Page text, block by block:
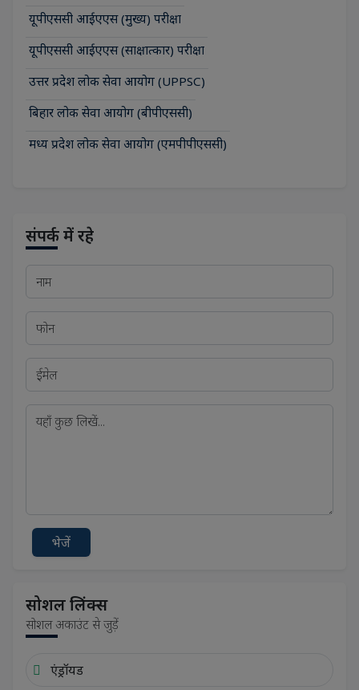
यूपीएससी आईएएस (मुख्य) परीक्षा
यूपीएससी आईएएस (साक्षात्कार) परीक्षा
उत्तर प्रदेश लोक सेवा आयोग (UPPSC)
बिहार लोक सेवा आयोग (बीपीएससी)
मध्य प्रदेश लोक सेवा आयोग (एमपीपीएससी)
संपर्क में रहे
भेजें
सोशल लिंक्स
सोशल अकाउंट से जुड़ें
एंड्रॉयड